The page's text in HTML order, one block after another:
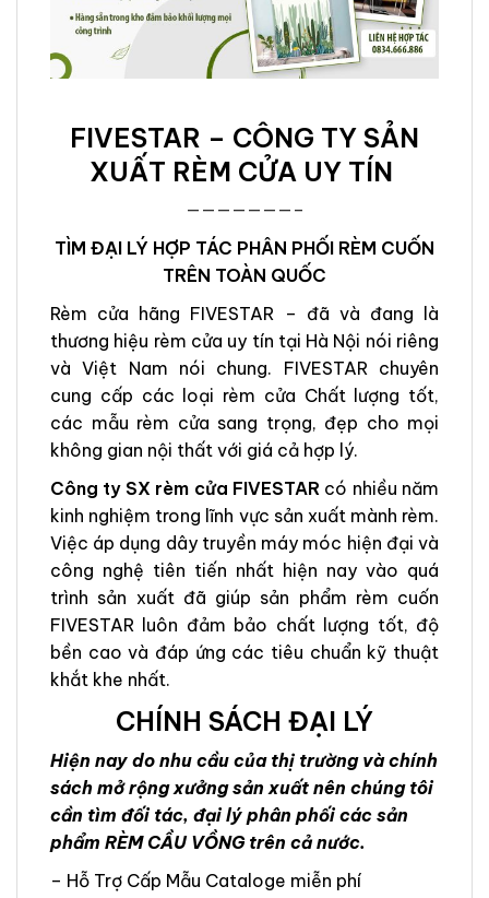
FIVESTAR – CÔNG TY SẢN
XUẤT RÈM CỬA UY TÍN
———————–
TÌM ĐẠI LÝ HỢP TÁC PHÂN PHỐI RÈM CUỐN
TRÊN TOÀN QUỐC
Rèm cửa hãng FIVESTAR – đã và đang là
thương hiệu rèm cửa uy tín tại Hà Nội nói riêng
và Việt Nam nói chung. FIVESTAR chuyên
cung cấp các loại rèm cửa Chất lượng tốt,
các mẫu rèm cửa sang trọng, đẹp cho mọi
không gian nội thất với giá cả hợp lý.
Công ty SX rèm cửa FIVESTARcó nhiều năm
kinh nghiệm trong lĩnh vực sản xuất mành rèm.
Việc áp dụng dây truyền máy móc hiện đại và
công nghệ tiên tiến nhất hiện nay vào quá
trình sản xuất đã giúp sản phẩm rèm cuốn
FIVESTAR luôn đảm bảo chất lượng tốt, độ
bền cao và đáp ứng các tiêu chuẩn kỹ thuật
khắt khe nhất.
CHÍNH SÁCH ĐẠI LÝ
Hiện nay do nhu cầu của thị trường và chính
sách mở rộng xưởng sản xuất nên chúng tôi
cần tìm đối tác, đại lý phân phối các sản
phẩm RÈM CẦU VỒNG trên cả nước.
– Hỗ Trợ Cấp Mẫu Cataloge miễn phí